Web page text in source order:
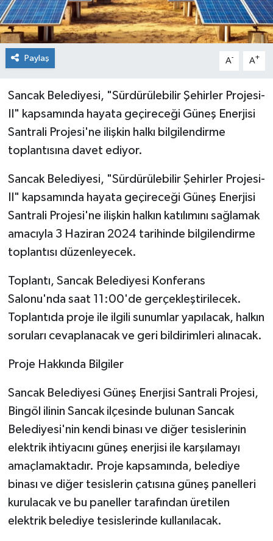
Paylaş A- A+
Sancak Belediyesi, "Sürdürülebilir Şehirler Projesi-
II" kapsamında hayata geçireceği Güneş Enerjisi
Santrali Projesi'ne ilişkin halkı bilgilendirme
toplantısına davet ediyor.
Sancak Belediyesi, "Sürdürülebilir Şehirler Projesi-
II" kapsamında hayata geçireceği Güneş Enerjisi
Santrali Projesi'ne ilişkin halkın katılımını sağlamak
amacıyla 3 Haziran 2024 tarihinde bilgilendirme
toplantısı düzenleyecek.
Toplantı, Sancak Belediyesi Konferans
Salonu'nda saat 11:00'de gerçekleştirilecek.
Toplantıda proje ile ilgili sunumlar yapılacak, halkın
soruları cevaplanacak ve geri bildirimleri alınacak.
Proje Hakkında Bilgiler
Sancak Belediyesi Güneş Enerjisi Santrali Projesi,
Bingöl ilinin Sancak ilçesinde bulunan Sancak
Belediyesi'nin kendi binası ve diğer tesislerinin
elektrik ihtiyacını güneş enerjisi ile karşılamayı
amaçlamaktadır. Proje kapsamında, belediye
binası ve diğer tesislerin çatısına güneş panelleri
kurulacak ve bu paneller tarafından üretilen
elektrik belediye tesislerinde kullanılacak.
SİYASET
SOLHAN
SPOR
YAYLADERE
YEDİSU